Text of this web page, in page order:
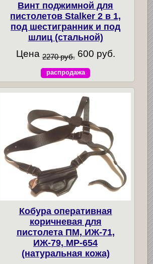
Винт поджимной для
пистолетов Stalker 2 в 1,
под шестигранник и под
шлиц (стальной)
Цена 2270 руб. 600 руб.
распродажа
Кобура оперативная
коричневая для
пистолета ПМ, ИЖ-71,
ИЖ-79, МР-654
(натуральная кожа)